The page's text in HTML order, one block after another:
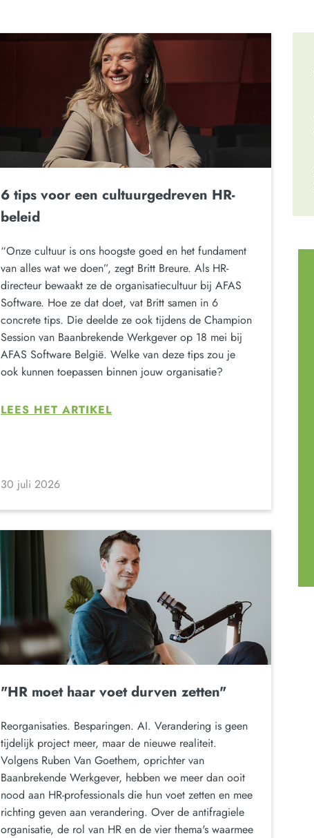
6 tips voor een cultuurgedreven HR-
beleid
“Onze cultuur is ons hoogste goed en het fundament
van alles wat we doen”, zegt Britt Breure. Als HR-
directeur bewaakt ze de organisatiecultuur bij AFAS
Software. Hoe ze dat doet, vat Britt samen in 6
concrete tips. Die deelde ze ook tijdens de Champion
Session van Baanbrekende Werkgever op 18 mei bij
AFAS Software België. Welke van deze tips zou je
ook kunnen toepassen binnen jouw organisatie?
LEES HET ARTIKEL
30 juli 2026
"HR moet haar voet durven zetten"
Reorganisaties. Besparingen. AI. Verandering is geen
tijdelijk project meer, maar de nieuwe realiteit.
Volgens Ruben Van Goethem, oprichter van
Baanbrekende Werkgever, hebben we meer dan ooit
nood aan HR-professionals die hun voet zetten en mee
richting geven aan verandering. Over de antifragiele
organisatie, de rol van HR en de vier thema's waarmee